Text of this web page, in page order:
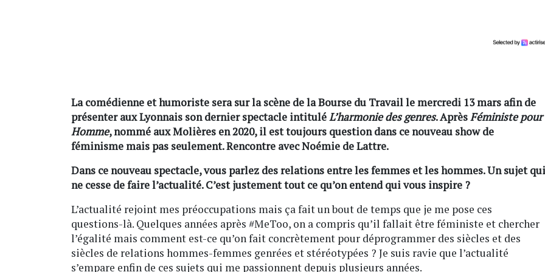
La comédienne et humoriste sera sur la scène de la Bourse du Travail le mercredi 13 mars afin de
présenter aux Lyonnais son dernier spectacle intituléL’harmonie des genres. AprèsFéministe pour
Homme, nommé aux Molières en 2020, il est toujours question dans ce nouveau show de
féminisme mais pas seulement. Rencontre avecNoémie de Lattre.
Dans ce nouveau spectacle, vous parlez des relations entre les femmes et les hommes. Un sujet qui
ne cesse de faire l’actualité. C’est justement tout ce qu’on entend qui vous inspire ?
L’actualité rejoint mes préoccupations mais ça fait un bout de temps que je me pose ces
questions-là. Quelques années après #MeToo, on a compris qu’il fallait être féministe et chercher
l’égalité mais comment est-ce qu’on fait concrètement pour déprogrammer des siècles et des
siècles de relations hommes-femmes genrées et stéréotypées ? Je suis ravie que l’actualité
s’empare enfin de ces sujets qui me passionnent depuis plusieurs années.